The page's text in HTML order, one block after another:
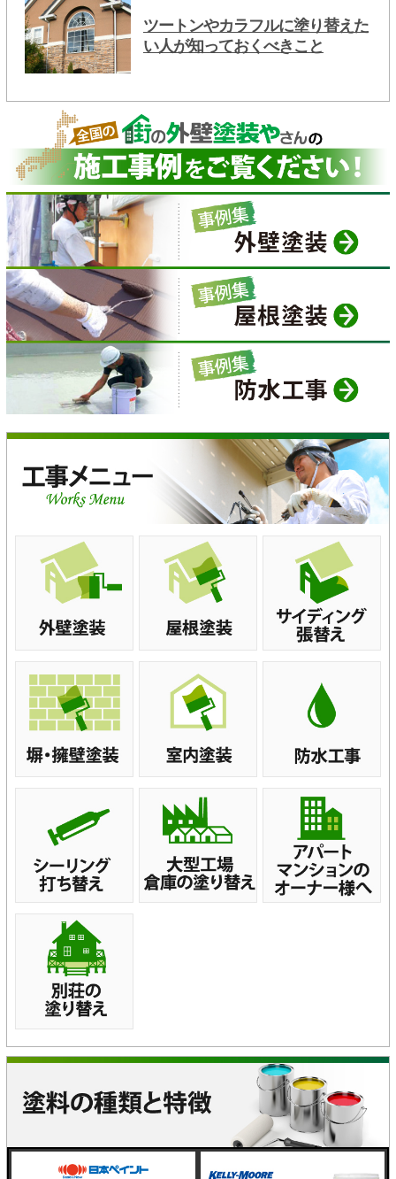
ツートンやカラフルに塗り替えた
い人が知っておくべきこと